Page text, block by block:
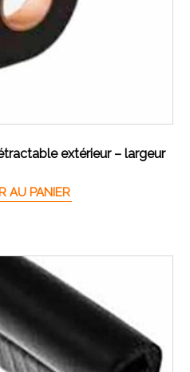
extérieur – largeur
AU PANIER